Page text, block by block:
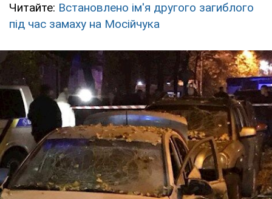
Читайте: Встановлено ім'я другого загиблого
під час замаху на Мосійчука